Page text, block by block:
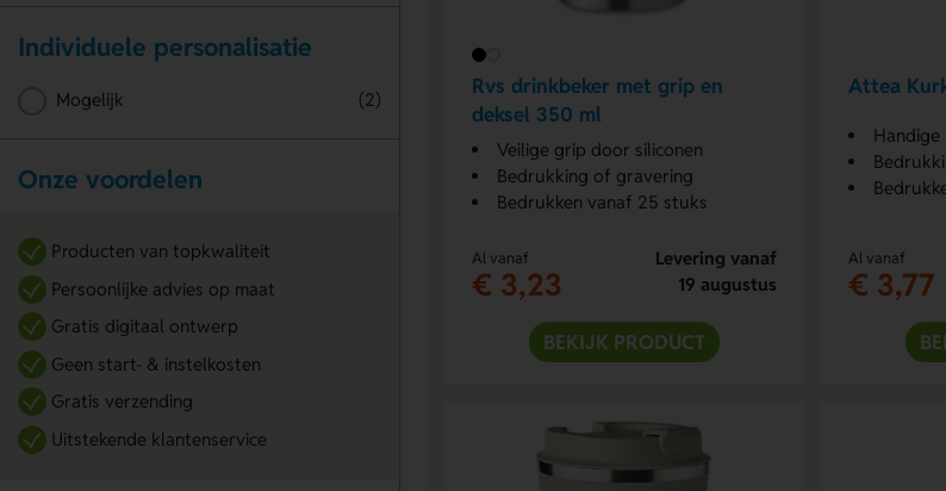
Rvs drinkbeker met grip en
deksel 350 ml
Veilige grip door siliconen
Bedrukking of gravering
Bedrukken vanaf 25 stuks
Al vanaf
€ 3,23
Levering vanaf
19 augustus
BEKIJK PRODUCT
Attea
Handige
Al vanaf
€ 3,77
Individuele personalisatie
Mogelijk (2)
Onze voordelen
Producten van topkwaliteit
Persoonlijke advies op maat
Gratis digitaal ontwerp
Geen start- & instelkosten
Gratis verzending
Uitstekende klantenservice